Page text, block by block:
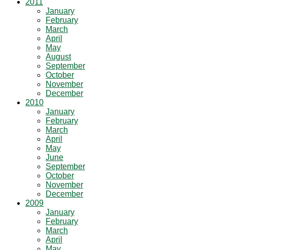
2011
January
February
March
April
May
August
September
October
November
December
2010
January
February
March
April
May
June
September
October
November
December
2009
January
February
March
April